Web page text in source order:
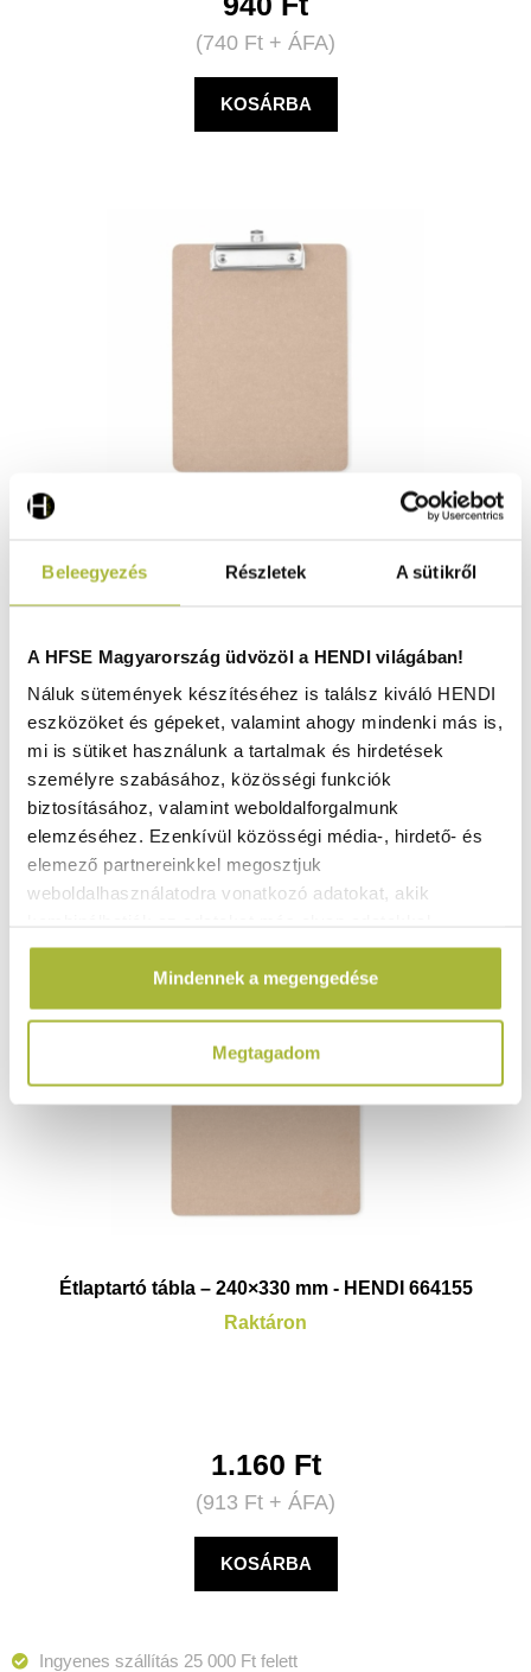
Beleegyezés Részletek A sütikről
A HFSE Magyarország üdvözöl a HENDI világában!
Náluk sütemények készítéséhez is találsz kiváló HENDI
eszközöket és gépeket, valamint ahogy mindenki más is,
mi is sütiket használunk a tartalmak és hirdetések
személyre szabásához, közösségi funkciók
biztosításához, valamint weboldalforgalmunk
elemzéséhez. Ezenkívül közösségi média-, hirdető- és
elemező partnereinkkel megosztjuk
weboldalhasználatodra vonatkozó adatokat, akik
amelyeket Te adtál meg számukra vagy az általad
használt más szolgáltatásokból gyűjtöttek.
Mindennek a megengedése
Megtagadom
(740 Ft + ÁFA)
KOSÁRBA
1.050Ft
(827Ft+ ÁFA)
KOSÁRBA
Étlaptartó tábla – 240×330 mm - HENDI 664155
Raktáron
1.160 Ft
(913 Ft + ÁFA)
KOSÁRBA
Ingyenes szállítás 25 000 Ft felett